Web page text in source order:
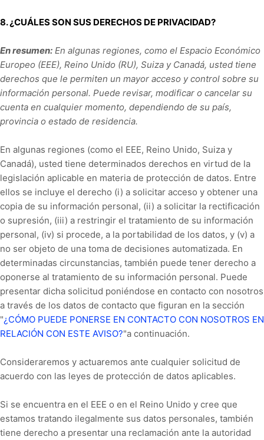
8. ¿CUÁLES SON SUS DERECHOS DE PRIVACIDAD?
En resumen: En algunas regiones, como el Espacio Económico
Europeo (EEE), Reino Unido (RU), Suiza y Canadá, usted tiene
derechos que le permiten un mayor acceso y control sobre su
información personal. Puede revisar, modificar o cancelar su
cuenta en cualquier momento, dependiendo de su país,
provincia o estado de residencia.
En algunas regiones (como el EEE, Reino Unido, Suiza y
Canadá), usted tiene determinados derechos en virtud de la
legislación aplicable en materia de protección de datos. Entre
ellos se incluye el derecho (i) a solicitar acceso y obtener una
copia de su información personal, (ii) a solicitar la rectificación
o supresión, (iii) a restringir el tratamiento de su información
personal, (iv) si procede, a la portabilidad de los datos, y (v) a
no ser objeto de una toma de decisiones automatizada. En
determinadas circunstancias, también puede tener derecho a
oponerse al tratamiento de su información personal. Puede
presentar dicha solicitud poniéndose en contacto con nosotros
a través de los datos de contacto que figuran en la sección
"¿CÓMO PUEDE PONERSE EN CONTACTO CON NOSOTROS EN
RELACIÓN CON ESTE AVISO?"a continuación.
Consideraremos y actuaremos ante cualquier solicitud de
acuerdo con las leyes de protección de datos aplicables.
Si se encuentra en el EEE o en el Reino Unido y cree que
estamos tratando ilegalmente sus datos personales, también
tiene derecho a presentar una reclamación ante la autoridad